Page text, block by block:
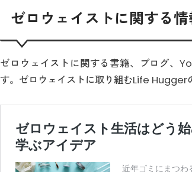
ゼロウェイストに関する
ゼロウェイストに関する書籍、ブログ、
す。ゼロウェイストに取り組むLife Hugger